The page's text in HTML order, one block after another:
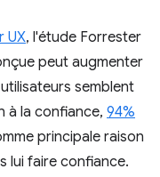
UX, l'étude Forrester
peut augmenter
semblent
à la confiance, 94%
principale raison
lui faire confiance.